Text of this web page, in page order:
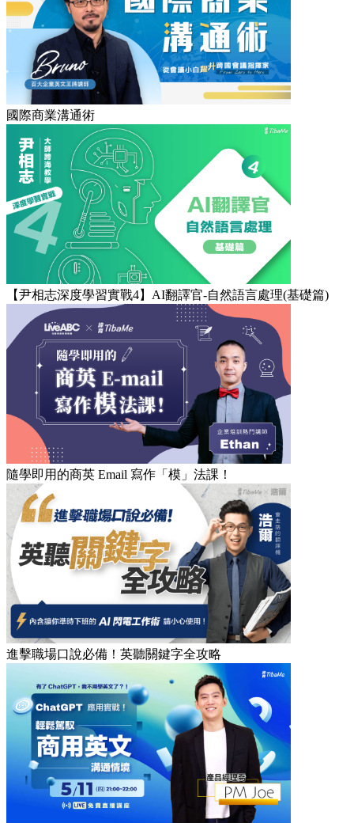
國際商業溝通術
【尹相志深度學習實戰4】AI翻譯官-自然語言處理(基礎篇)
隨學即用的商英 Email 寫作「模」法課！
進擊職場口說必備！英聽關鍵字全攻略